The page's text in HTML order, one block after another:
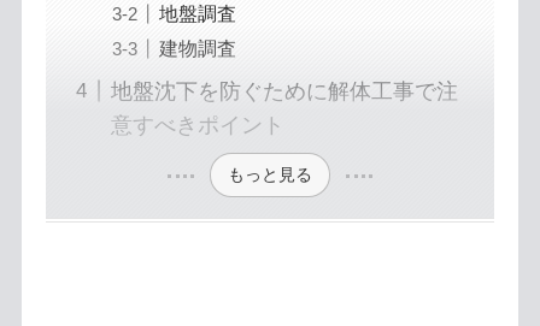
地盤調査
建物調査
地盤沈下を防ぐために解体工事で注
意すべきポイント
もっと見る